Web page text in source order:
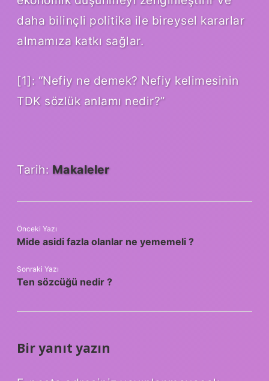
daha bilinçli politika ile bireysel kararlar
almamıza katkı sağlar.
[1]: “Nefiy ne demek? Nefiy kelimesinin
TDK sözlük anlamı nedir?”
Tarih: Makaleler
Önceki Yazı
Mide asidi fazla olanlar ne yememeli ?
Sonraki Yazı
Ten sözcüğü nedir ?
Bir yanıt yazın